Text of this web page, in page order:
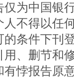
为中国银
不得以任
条件下刊
、删节和
悖报告原